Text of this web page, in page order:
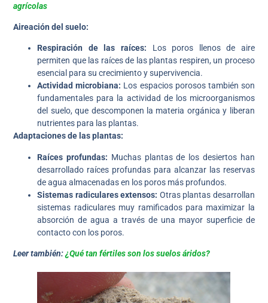
agrícolas
Aireación del suelo:
Respiración de las raíces: Los poros llenos de aire
permiten que las raíces de las plantas respiren, un proceso
esencial para su crecimiento y supervivencia.
Actividad microbiana: Los espacios porosos también son
fundamentales para la actividad de los microorganismos
del suelo, que descomponen la materia orgánica y liberan
nutrientes para las plantas.
Adaptaciones de las plantas:
Raíces profundas: Muchas plantas de los desiertos han
desarrollado raíces profundas para alcanzar las reservas
de agua almacenadas en los poros más profundos.
Sistemas radiculares extensos: Otras plantas desarrollan
sistemas radiculares muy ramificados para maximizar la
absorción de agua a través de una mayor superficie de
contacto con los poros.
Leer también:¿Qué tan fértiles son los suelos áridos?